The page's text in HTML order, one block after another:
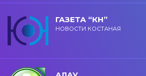
ГАЗЕТА “КН”
НОВОСТИ КОСТАНАЯ